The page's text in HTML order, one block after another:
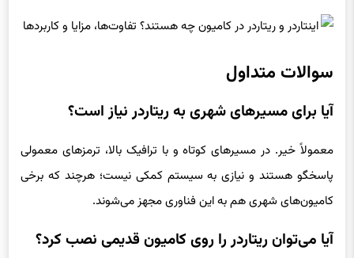
سوالات متداول
آیا برای مسیرهای شهری به ریتاردر نیاز است؟
معمولاً خیر. در مسیرهای کوتاه و با ترافیک بالا، ترمزهای معمولی
پاسخگو هستند و نیازی به سیستم کمکی نیست؛ هرچند که برخی
کامیون‌های شهری هم به این فناوری مجهز می‎‌شوند.
آیا می‌توان ریتاردر را روی کامیون قدیمی نصب کرد؟